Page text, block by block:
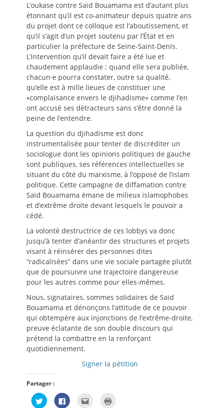
L’oukase contre Saïd Bouamama est d’autant plus
étonnant qu’il est co-animateur depuis quatre ans
du projet dont ce colloque est l’aboutissement, et
qu’il s’agit d’un projet soutenu par l’État et en
particulier la préfecture de Seine-Saint-Denis.
L’intervention qu’il devait faire a été lue et
chaudement applaudie ; quand elle sera publiée,
chacun·e pourra constater, outre sa qualité,
qu’elle est à mille lieues de constituer une
«complaisance envers le djihadisme» comme l’en
ont accusé ses détracteurs sans s’être donné la
peine de l’entendre.
La question du djihadisme est donc
instrumentalisée pour tenter de discréditer un
sociologue dont les opinions politiques de gauche
sont publiques, ses références intellectuelles se
situant du côté du marxisme, à l’opposé de l’islam
politique. Cette campagne de diffamation contre
Saïd Bouamama émane de milieux islamophobes
et d’extrême droite devant lesquels le pouvoir a
cédé.
La volonté destructrice de ces lobbys va donc
jusqu’à tenter d’anéantir des structures et projets
visant à réinsérer des personnes dites
“radicalisées” dans une vie sociale partagée plutôt
que de poursuivre une trajectoire dangereuse
pour les autres comme pour elles-mêmes.
Nous, signataires, sommes solidaires de Saïd
Bouamama et dénonçons l’attitude de ce pouvoir
qui obtempère aux injonctions de l’extrême-droite,
preuve éclatante de son double discours qui
prétend la combattre en la renforçant
quotidiennement.
Signer la pétition
Partager :
Cliquez
pour
Cliquez
pour
Cliquez